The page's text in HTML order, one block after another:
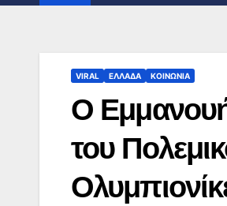
VIRAL ΕΛΛΑΔΑ ΚΟΙΝΩΝΙΑ
Ο
του